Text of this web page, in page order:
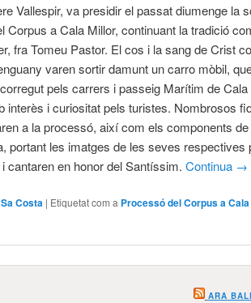
Vallespir, va presidir el passat diumenge la
Corpus a Cala Millor, continuant la tradició
fra Tomeu Pastor. El cos i la sang de Crist
varen sortir damunt un carro mòbil,
pels carrers i passeig Marítim de Cala
interès i curiositat pels turistes. Nombrosos
a la processó, així com els components
portant les imatges de les seves respectives
cantaren en honor del Santíssim.Continua →
Sa Costa | Etiquetat com a Processó del Corpus a
ARA